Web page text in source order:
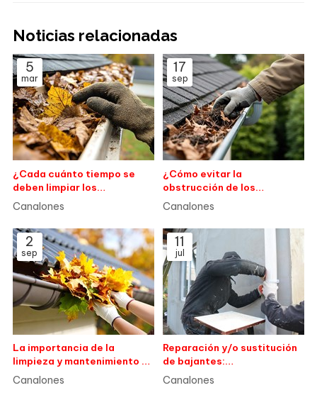
Noticias relacionadas
5
mar
¿Cada cuánto tiempo se
deben limpiar los
canalones?
Canalones
17
sep
¿Cómo evitar la
obstrucción de los
canalones?
Canalones
2
sep
La importancia de la
limpieza y mantenimiento de
canalones en la prevención
de filtraciones
Canalones
11
jul
Reparación y/o sustitución
de bajantes:
procedimientos y
consideraciones
Canalones